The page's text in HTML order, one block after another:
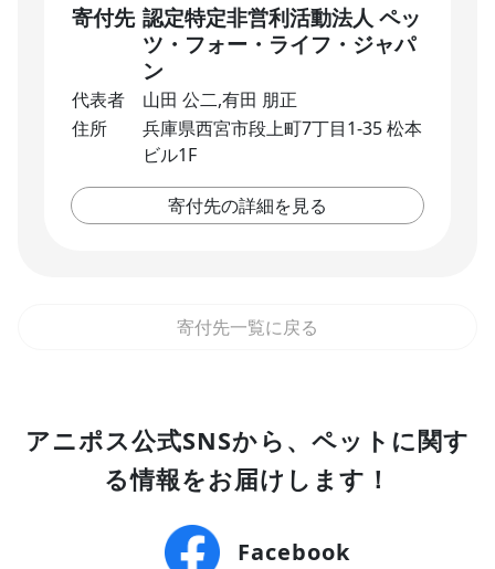
寄付先 認定特定非営利活動法人 ペッ
ツ・フォー・ライフ・ジャパ
ン
代表者
山田 公二,有田 朋正
住所
兵庫県西宮市段上町7丁目1-35 松本
ビル1F
寄付先の詳細を見る
寄付先一覧に戻る
アニポス公式SNSから、ペットに関す
る情報をお届けします！
Facebook